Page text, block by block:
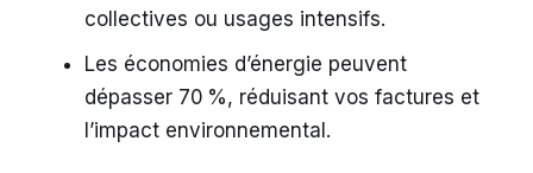
collectives ou usages intensifs.
Les économies d’énergie peuvent
dépasser 70 %, réduisant vos factures et
l’impact environnemental.